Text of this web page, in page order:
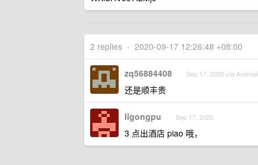
2 replies • 2020-09-17 12:26:48 +08:00
zq56884408 Sep 17, 2020 via Android
还是顺丰贵
ligongpu Sep 17, 2020
3 点出酒店 piao 哦，